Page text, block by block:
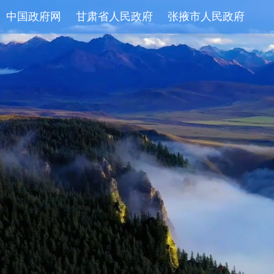
中国政府网 甘肃省人民政府 张掖市人民政府